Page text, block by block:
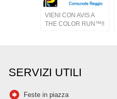
VIENI CON AVIS A
THE COLOR RUN™!!
SERVIZI UTILI
Feste in piazza